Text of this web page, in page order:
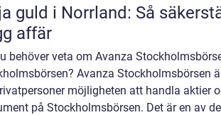
guld i Norrland: Så
affär
behöver veta om Avanza
Avanza Stockholmsbörsen
möjligheten att handla aktier
på Stockholmsbörsen. Det är en av